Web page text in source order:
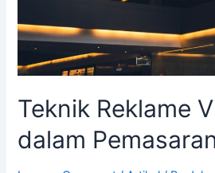
Teknik Reklame
dalam